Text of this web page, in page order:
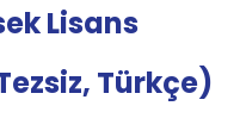
Lisans
Türkçe)